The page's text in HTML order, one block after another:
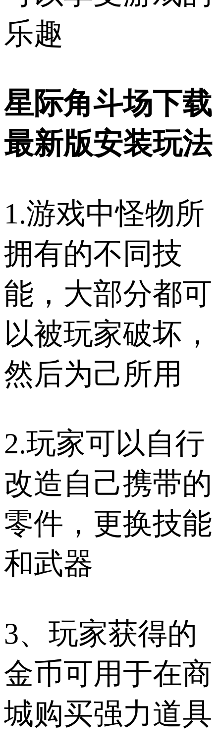
乐趣
星际角斗场下载
最新版安装玩法
1.游戏中怪物所
拥有的不同技
能，大部分都可
以被玩家破坏，
然后为己所用
2.玩家可以自行
改造自己携带的
零件，更换技能
和武器
3、玩家获得的
金币可用于在商
城购买强力道具